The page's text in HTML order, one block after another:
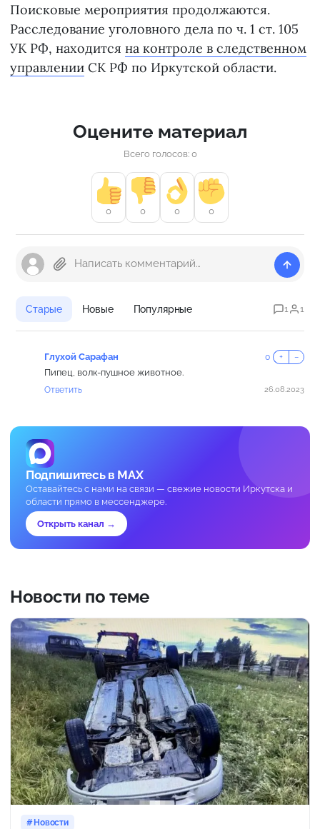
Поисковые мероприятия продолжаются.
Расследование уголовного дела по ч. 1 ст. 105
УК РФ, находится на контроле в следственном
управлении СК РФ по Иркутской области.
Оцените материал
Всего голосов: 0
0 0 0 0
Старые Новые Популярные 1 1
Глухой Сарафан 0 + −
Пипец, волк-пушное животное.
Ответить 26.08.2023
Подпишитесь в MAX
Оставайтесь с нами на связи — свежие новости Иркутска и
области прямо в мессенджере.
Открыть канал →
Новости по теме
Новости